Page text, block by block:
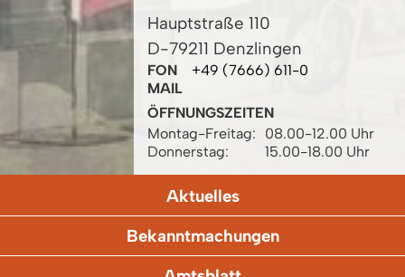
Hauptstraße 110
D-79211 Denzlingen
FON
+49 (7666) 611-0
MAIL
ÖFFNUNGSZEITEN
Montag-Freitag:
08.00-12.00 Uhr
Donnerstag:
15.00-18.00 Uhr
Aktuelles
Bekanntmachungen